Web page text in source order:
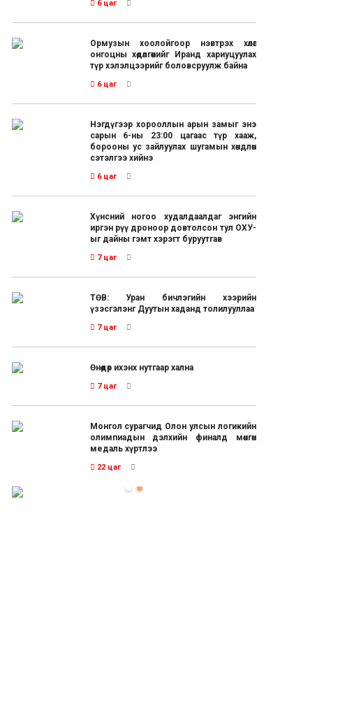
6 цаг
Ормузын хоолойгоор нэвтрэх хөлөг
онгоцны хөдөлгөөнийг Иранд хариуцуулах
түр хэлэлцээрийг боловсруулж байна
6 цаг
Нэгдүгээр хорооллын арын замыг энэ
сарын 6-ны 23:00 цагаас түр хааж,
борооны ус зайлуулах шугамын хөндлөн
сэтэлгээ хийнэ
6 цаг
Хүнсний ногоо худалдаалдаг энгийн
иргэн рүү дроноор довтолсон тул ОХУ-
ыг дайны гэмт хэрэгт буруутгав
7 цаг
ТӨВ: Уран бичлэгийн хээрийн
үзэсгэлэнг Дуутын хаданд толилууллаа
7 цаг
Өнөөдөр ихэнх нутгаар хална
7 цаг
Монгол сурагчид Олон улсын логикийн
олимпиадын дэлхийн финалд мөнгөн
медаль хүртлээ
22 цаг